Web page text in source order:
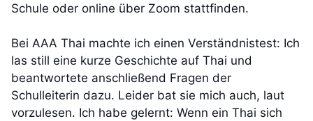
Schule oder online über Zoom stattfinden.
Bei AAA Thai machte ich einen Verständnistest: Ich
las still eine kurze Geschichte auf Thai und
beantwortete anschließend Fragen der
Schulleiterin dazu. Leider bat sie mich auch, laut
vorzulesen. Ich habe gelernt: Wenn ein Thai sich